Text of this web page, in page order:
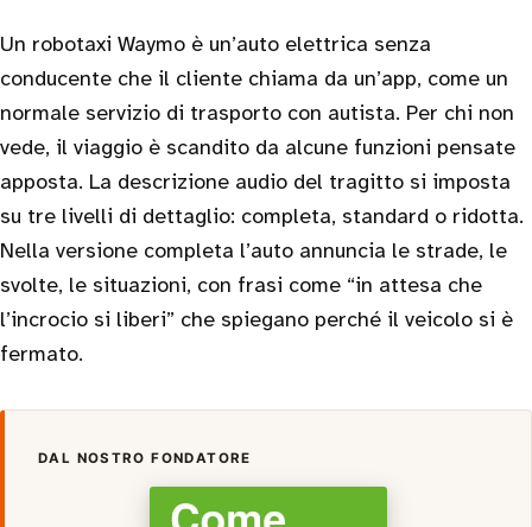
Un robotaxi Waymo è un’auto elettrica senza
conducente che il cliente chiama da un’app, come un
normale servizio di trasporto con autista. Per chi non
vede, il viaggio è scandito da alcune funzioni pensate
apposta. La descrizione audio del tragitto si imposta
su tre livelli di dettaglio: completa, standard o ridotta.
Nella versione completa l’auto annuncia le strade, le
svolte, le situazioni, con frasi come “in attesa che
l’incrocio si liberi” che spiegano perché il veicolo si è
fermato.
DAL NOSTRO FONDATORE